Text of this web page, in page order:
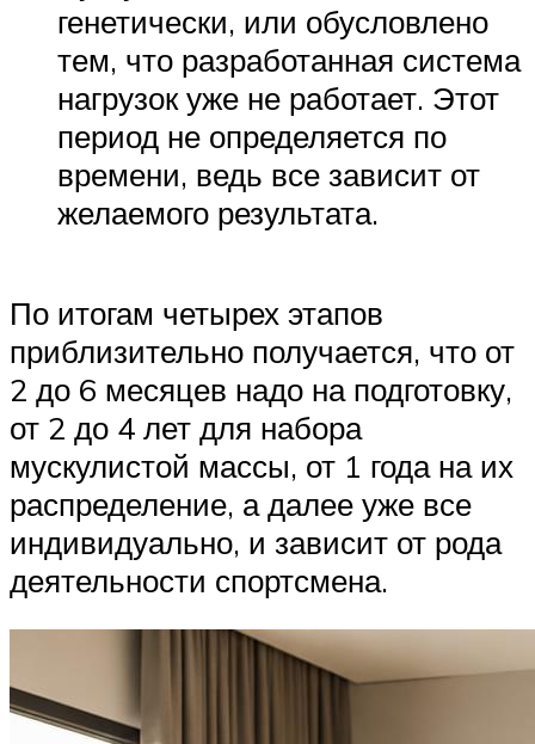
генетически, или обусловлено
тем, что разработанная система
нагрузок уже не работает. Этот
период не определяется по
времени, ведь все зависит от
желаемого результата.
По итогам четырех этапов
приблизительно получается, что от
2 до 6 месяцев надо на подготовку,
от 2 до 4 лет для набора
мускулистой массы, от 1 года на их
распределение, а далее уже все
индивидуально, и зависит от рода
деятельности спортсмена.